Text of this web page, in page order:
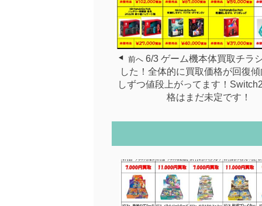
前へ 6/3 ゲーム機本体買取チラ
した！全体的に買取価格が回復
しずつ値段上がってます！
格はまだ未定です！